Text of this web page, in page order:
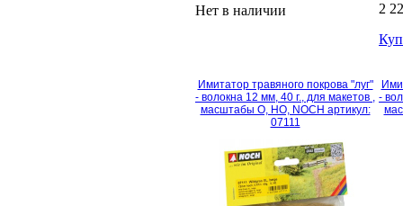
Нет в наличии
2
Имитатор травяного покрова "луг"
- волокна 12 мм, 40 г., для макетов ,
масштабы O, HO, NOCH артикул:
07111
-